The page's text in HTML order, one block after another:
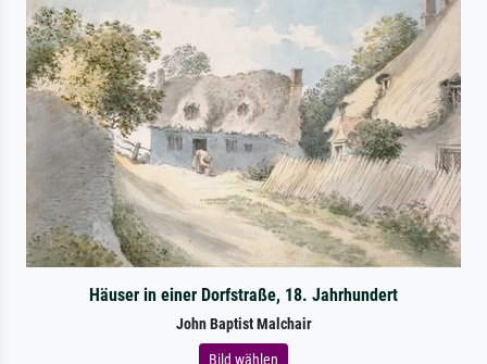
Häuser in einer Dorfstraße, 18. Jahrhundert
John Baptist Malchair
Bild wählen